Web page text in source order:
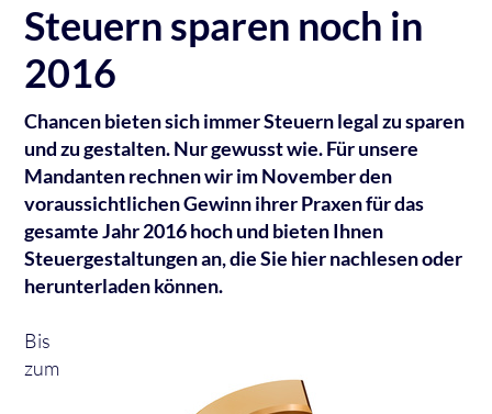
Steuern sparen noch in
2016
Chancen bieten sich immer Steuern legal zu sparen
und zu gestalten. Nur gewusst wie. Für unsere
Mandanten rechnen wir im November den
voraussichtlichen Gewinn ihrer Praxen für das
gesamte Jahr 2016 hoch und bieten Ihnen
Steuergestaltungen an, die Sie hier nachlesen oder
herunterladen können.
Bis
zum